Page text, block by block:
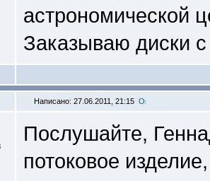
астрономической
Заказываю диски
Написано: 27.06.2011, 21:15
Послушайте,
потоковое